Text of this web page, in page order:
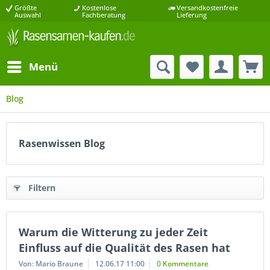
Größte
Auswahl
Kostenlose
Fachberatung
Versandkostenfreie
Lieferung
Menü
Blog
Rasenwissen Blog
Filtern
Warum die Witterung zu jeder Zeit
Einfluss auf die Qualität des Rasen hat
Von: Mario Braune 12.06.17 11:00 0 Kommentare